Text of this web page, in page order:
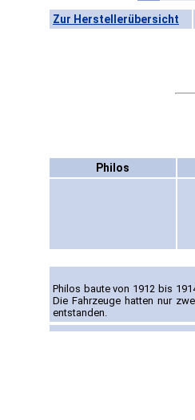
Zur Herstellerübersicht
Philos
Philos baute von 1912 bis
Die Fahrzeuge hatten nur
entstanden.